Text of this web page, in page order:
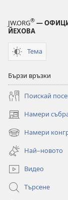
JW.ORG® —
ЙЕХОВА
Тема
Бързи връзки
Поискай
Намери
(отваря
нов
прозорец)
Намери
(отваря
нов
прозорец)
Най–новото
Видео
Търсене